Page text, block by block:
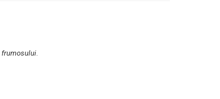
frumosului.